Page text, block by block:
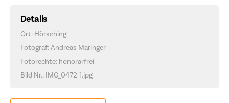
Details
Ort: Hörsching
Fotograf: Andreas Maringer
Fotorechte: honorarfrei
Bild Nr.: IMG_0472-1.jpg